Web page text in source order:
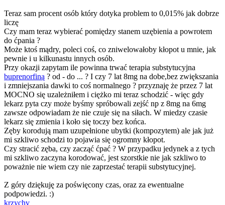
Teraz sam procent osób który dotyka problem to 0,015% jak dobrze
liczę
Czy mam teraz wybierać pomiędzy stanem uzębienia a powrotem
do ćpania ?
Może ktoś mądry, poleci coś, co zniwelowałoby kłopot u mnie, jak
pewnie i u kilkunastu innych osób.
Przy okazji zapytam ile powinna trwać terapia substytucyjna
buprenorfiną ? od - do ... ? I czy 7 lat 8mg na dobe,bez zwiększania
i zmniejszania dawki to coś normalnego ? przyznaję że przez 7 lat
MOCNO się uzależniłem i ciężko mi teraz schodzić - więc gdy
lekarz pyta czy może byśmy spróbowali zejść np z 8mg na 6mg
zawsze odpowiadam że nie czuje się na siłach. W miedzy czasie
lekarz się zmienia i koło się toczy bez końca.
Zęby korodują mam uzupełnione ubytki (kompozytem) ale jak już
mi szkliwo schodzi to pojawia się ogromny kłopot.
Czy stracić zęba, czy zacząć ćpać ? W przypadku jedynek a z tych
mi szkliwo zaczyna korodować, jest szorstkie nie jak szkliwo to
poważnie nie wiem czy nie zaprzestać terapii substytucyjnej.
Z góry dziękuję za poświęcony czas, oraz za ewentualne
podpowiedzi. :)
krzychv